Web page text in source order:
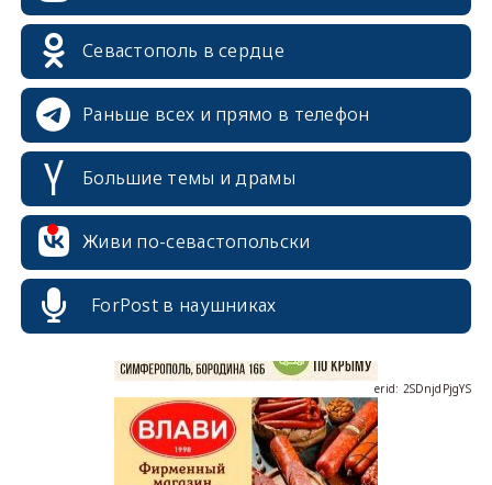
Севастополь в сердце
Раньше всех и прямо в телефон
Большие темы и драмы
Живи по-севастопольски
ForPost в наушниках
erid: 2SDnjcrDNw6